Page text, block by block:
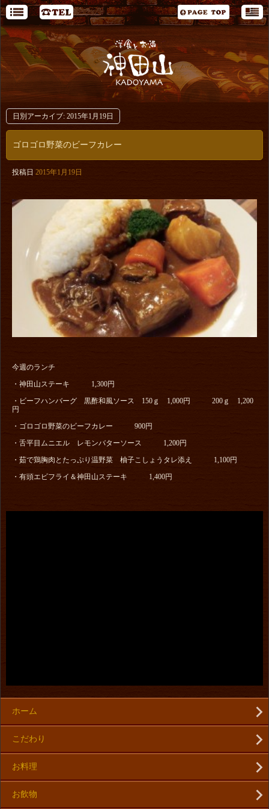
日別アーカイブ: 2015年1月19日
ゴロゴロ野菜のビーフカレー
投稿日 2015年1月19日
今週のランチ
・神田山ステーキ 1,300円
・ビーフハンバーグ 黒酢和風ソース 150ｇ 1,000円 200ｇ 1,200
円
・ゴロゴロ野菜のビーフカレー 900円
・舌平目ムニエル レモンバターソース 1,200円
・茹で鶏胸肉とたっぷり温野菜 柚子こしょうタレ添え 1,100円
・有頭エビフライ＆神田山ステーキ 1,400円
ホーム
こだわり
お料理
お飲物